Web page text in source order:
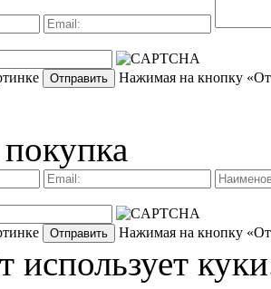
Нажимая на кнопку
Нажимая на кнопку
использует